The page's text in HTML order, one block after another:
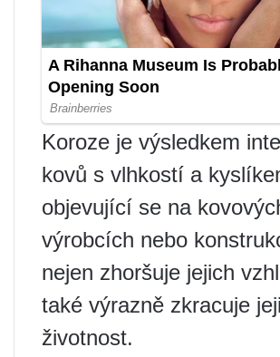
Koroze je výsledkem
kovů s vlhkostí a
objevující se na
výrobcích nebo
nejen zhoršuje jejich
také výrazně zkracuje
životnost.